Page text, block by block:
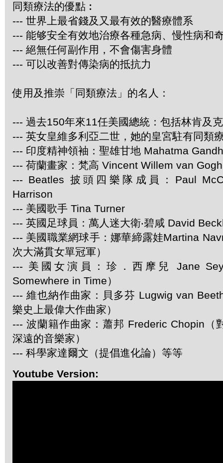
同類療法的優點︰
--- 世界上最省錢及又最有效的醫療體系
--- 能够安全有效地治療各種急病、慢性病和
--- 絕無任何副作用，不會傷害身體
--- 可以改善對傳染病的抵抗力
使用及推崇「同類療法」的名人：
--- 過去150年來11任美國總統：包括林肯及
--- 英女皇維多利亞二世，她的皇宮駐有同類
--- 印度精神領袖：聖雄甘地 Mahatma
--- 荷蘭畫家：梵高 Vincent Willem van Gogh
--- Beatles 披頭四樂隊成員：Paul
Harrison
--- 美國歌手 Tina Turner
--- 英國足球員：萬人迷大衛‧碧咸 David
--- 美國職業網球手：娜華締露娃Martina
次大滿貫女單冠軍）
--- 美國女演員：珍．西摩兒 Jane
Somewhere in Time）
--- 維也納作曲家：貝多芬 Lugwig van
樂史上最偉大作曲家）
--- 波蘭籍作曲家：蕭邦 Frederic Chopin（
深遠的音樂家）
--- 科學家達爾文（提倡進化論）等等
Youtube Version: